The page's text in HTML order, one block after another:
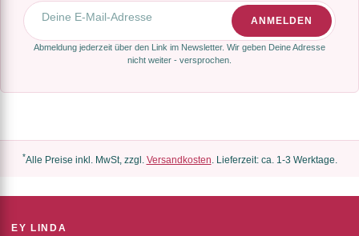
E-Mail-Adresse
ANMELDEN
Abmeldung jederzeit über den Link im Newsletter. Wir geben Deine Adresse
nicht weiter - versprochen.
*Alle Preise inkl. MwSt, zzgl. Versandkosten. Lieferzeit: ca. 1-3 Werktage.
EY LINDA